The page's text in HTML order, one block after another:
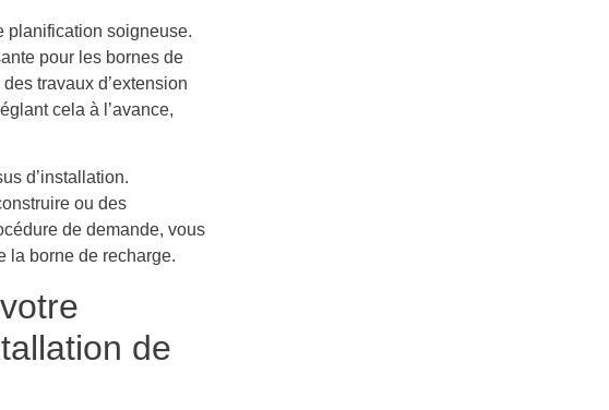
planification soigneuse.
pour les bornes de
travaux d’extension
cela à l’avance,
d’installation.
ou des
de demande, vous
la borne de recharge.
de